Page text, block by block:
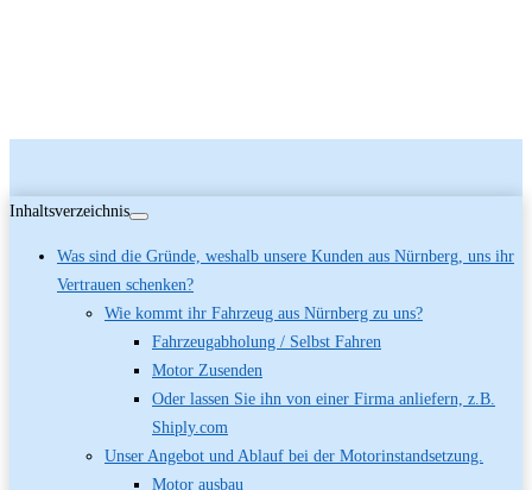
Inhaltsverzeichnis
Was sind die Gründe, weshalb unsere Kunden aus Nürnberg, uns ihr
Vertrauen schenken?
Wie kommt ihr Fahrzeug aus Nürnberg zu uns?
Fahrzeugabholung / Selbst Fahren
Motor Zusenden
Oder lassen Sie ihn von einer Firma anliefern, z.B.
Shiply.com
Unser Angebot und Ablauf bei der Motorinstandsetzung.
Motor ausbau